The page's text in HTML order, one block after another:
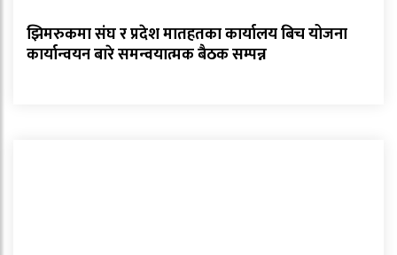
झिमरुकमा संघ र प्रदेश मातहतका कार्यालय बिच योजना
कार्यान्वयन बारे समन्वयात्मक बैठक सम्पन्न